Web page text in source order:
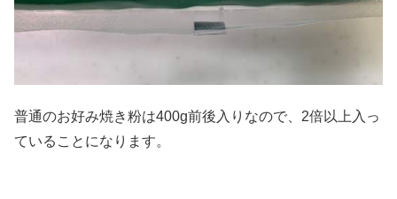
普通のお好み焼き粉は400g前後入りなので、2倍以上入っ
ていることになります。